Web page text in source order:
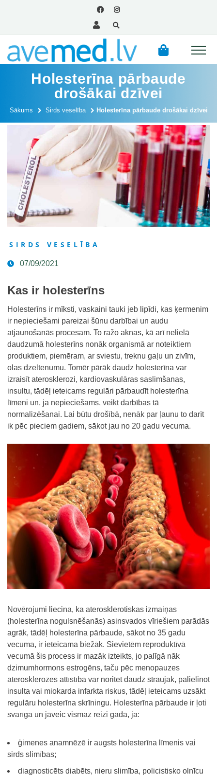
Holesterīna pārbaude
drošākai dzīvei
Sākums Sirds veselība Holesterīna pārbaude drošākai dzīvei
SIRDS VESELĪBA
07/09/2021
Kas ir holesterīns
Holesterīns ir mīksti, vaskaini tauki jeb lipīdi, kas ķermenim
ir nepieciešami pareizai šūnu darbībai un audu
atjaunošanās procesam. To ražo aknas, kā arī nelielā
daudzumā holesterīns nonāk organismā ar noteiktiem
produktiem, piemēram, ar sviestu, treknu gaļu un zivīm,
olas dzeltenumu. Tomēr pārāk daudz holesterīna var
izraisīt aterosklerozi, kardiovaskulāras saslimšanas,
insultu, tādēļ ieteicams regulāri pārbaudīt holesterīna
līmeni un, ja nepieciešams, veikt darbības tā
normalizēšanai. Lai būtu drošībā, nenāk par ļaunu to darīt
ik pēc pieciem gadiem, sākot jau no 20 gadu vecuma.
Novērojumi liecina, ka aterosklerotiskas izmaiņas
(holesterīna nogulsnēšanās) asinsvados vīriešiem parādās
agrāk, tādēļ holesterīna pārbaude, sākot no 35 gadu
vecuma, ir ieteicama biežāk. Sievietēm reproduktīvā
vecumā šis process ir mazāk izteikts, jo palīgā nāk
dzimumhormons estrogēns, taču pēc menopauzes
aterosklerozes attīstība var noritēt daudz straujāk, palielinot
insulta vai miokarda infarkta riskus, tādēļ ieteicams uzsākt
regulāru holesterīna skrīningu. Holesterīna pārbaude ir ļoti
svarīga un jāveic vismaz reizi gadā, ja:
ģimenes anamnēzē ir augsts holesterīna līmenis vai
sirds slimības;
diagnosticēts diabēts, nieru slimība, policistisko olnīcu